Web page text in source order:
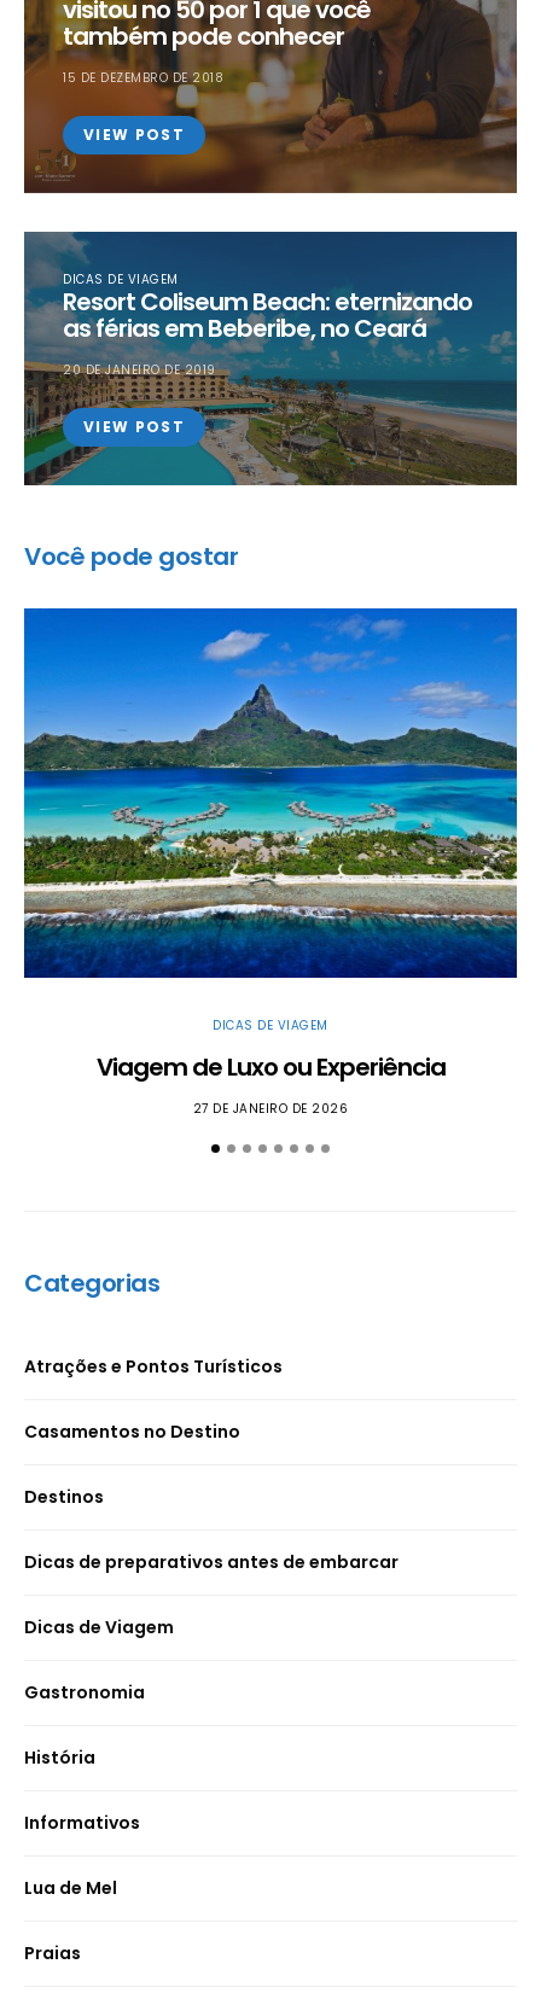
visitou no 50 por 1 que você
também pode conhecer
15 DE DEZEMBRO DE 2018
VIEW POST
DICAS DE VIAGEM
Resort Coliseum Beach: eternizando
as férias em Beberibe, no Ceará
20 DE JANEIRO DE 2019
VIEW POST
Você pode gostar
DICAS DE VIAGEM
Viagem de Luxo ou Experiência
27 DE JANEIRO DE 2026
Categorias
Atrações e Pontos Turísticos
Casamentos no Destino
Destinos
Dicas de preparativos antes de embarcar
Dicas de Viagem
Gastronomia
História
Informativos
Lua de Mel
Praias